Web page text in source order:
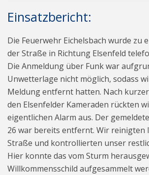
Einsatzbericht:
Die Feuerwehr Eichelsbach wurde zu
der Straße in Richtung Elsenfeld
Die Anmeldung über Funk war
Unwetterlage nicht möglich, sodass
Meldung entfernt hatten. Nach
den Elsenfelder Kameraden rückten
eigentlichen Alarm aus. Der
26 war bereits entfernt. Wir reinigten
Straße und kontrollierten unser
Hier konnte das vom Sturm
Willkommensschild aufgesammelt